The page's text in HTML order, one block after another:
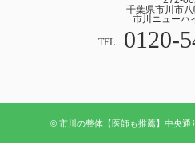
千葉県市川市
市川ニューハ
TEL. 0120-
© 市川の整体【医師も推薦】中央通